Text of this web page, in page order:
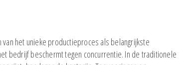
van het unieke productieproces als belangrijkste
bedrijf beschermt tegen concurrentie. In de traditionele
Battle of the Brands Congres op
supermarkten